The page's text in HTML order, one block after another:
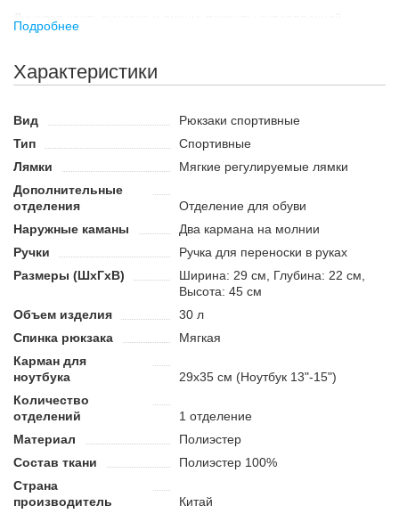
тканью рипстоп, которая продлевает срок службы изделия и
Назначение
практичный дизайн и подходит для спортивных тренировок и
поездок по городу. Наличие функциональных отделений
делает его универсальным аксессуаром для разных ситуаций.
Преимущества спортивного рюкзака:
Передняя часть выполнена из ткани рипстоп.
Безопасное отделение для компьютера и важных вещей.
Отделение для сменной обуви.
Подробнее
Характеристики
Вид
Рюкзаки спортивные
Тип
Спортивные
Лямки
Мягкие регулируемые лямки
Дополнительные
отделения
Отделение для обуви
Наружные каманы
Два кармана на молнии
Ручки
Ручка для переноски в руках
Размеры (ШхГхВ)
Ширина: 29 см, Глубина: 22 см,
Высота: 45 см
Объем изделия
30 л
Спинка рюкзака
Мягкая
Карман для
ноутбука
29х35 см (Ноутбук 13"-15")
Количество
отделений
1 отделение
Материал
Полиэстер
Состав ткани
Полиэстер 100%
Страна
производитель
Китай